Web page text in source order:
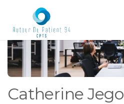
Catherine Jego